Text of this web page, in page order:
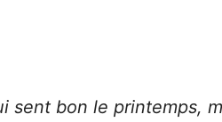
sent bon le printemps,